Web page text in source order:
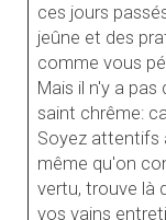
ces jours
jeûne et des
comme vous
Mais il n'y a
saint chrême:
Soyez attentifs
même qu'on
vertu, trouve là
vos vains